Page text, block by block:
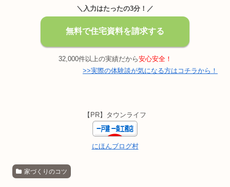
＼入力はたったの3分！／
無料で住宅資料を請求する
32,000件以上の実績だから安心安全！
>>実際の体験談が気になる方はコチラから！
【PR】タウンライフ
にほんブログ村
家づくりのコツ